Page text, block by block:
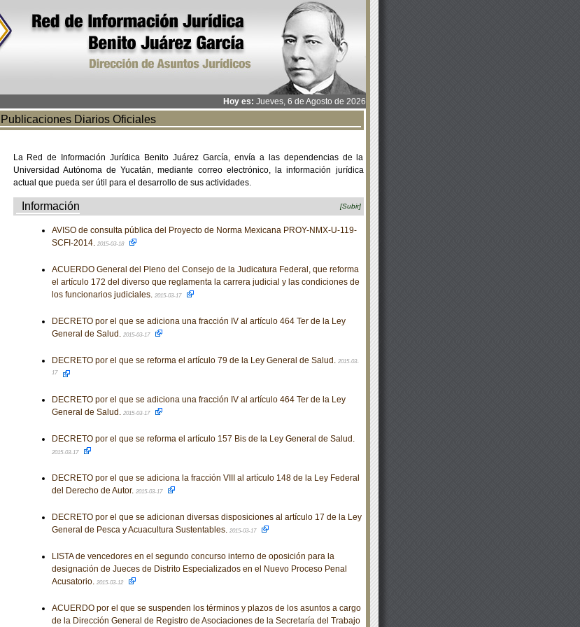
Hoy es: Jueves, 6 de Agosto de 2026
Publicaciones Diarios Oficiales
La Red de Información Jurídica Benito Juárez García, envía a las dependencias de la
Universidad Autónoma de Yucatán, mediante correo electrónico, la información jurídica
actual que pueda ser útil para el desarrollo de sus actividades.
Información [Subir]
AVISO de consulta pública del Proyecto de Norma Mexicana PROY-NMX-U-119-
SCFI-2014. 2015-03-18
ACUERDO General del Pleno del Consejo de la Judicatura Federal, que reforma
el artículo 172 del diverso que reglamenta la carrera judicial y las condiciones de
los funcionarios judiciales. 2015-03-17
DECRETO por el que se adiciona una fracción IV al artículo 464 Ter de la Ley
General de Salud. 2015-03-17
DECRETO por el que se reforma el artículo 79 de la Ley General de Salud. 2015-03-
17
DECRETO por el que se adiciona una fracción IV al artículo 464 Ter de la Ley
General de Salud. 2015-03-17
DECRETO por el que se reforma el artículo 157 Bis de la Ley General de Salud.
2015-03-17
DECRETO por el que se adiciona la fracción VIII al artículo 148 de la Ley Federal
del Derecho de Autor. 2015-03-17
DECRETO por el que se adicionan diversas disposiciones al artículo 17 de la Ley
General de Pesca y Acuacultura Sustentables. 2015-03-17
LISTA de vencedores en el segundo concurso interno de oposición para la
designación de Jueces de Distrito Especializados en el Nuevo Proceso Penal
Acusatorio. 2015-03-12
ACUERDO por el que se suspenden los términos y plazos de los asuntos a cargo
de la Dirección General de Registro de Asociaciones de la Secretaría del Trabajo